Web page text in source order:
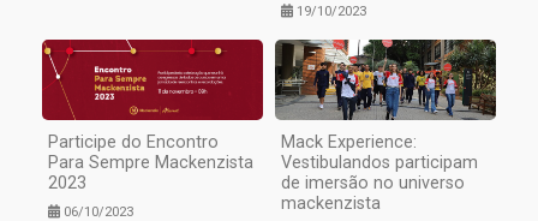
19/10/2023
Participe do Encontro
Para Sempre Mackenzista
2023
06/10/2023
Mack Experience:
Vestibulandos participam
de imersão no universo
mackenzista